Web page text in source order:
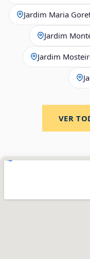
Jardim Maria
Jardim
Jardim
VER